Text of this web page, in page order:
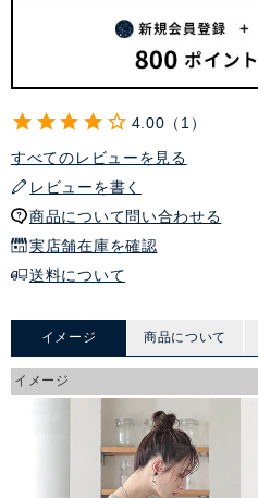
4.00
1
すべてのレビューを見る
レビューを書く
商品について問い合わせる
実店舗在庫を確認
送料について
イメージ 商品について
イメージ